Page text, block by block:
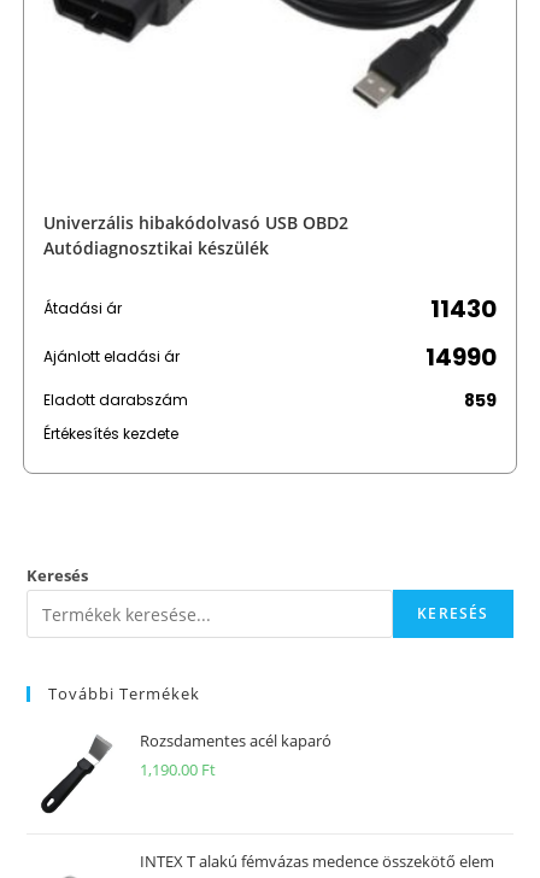
Univerzális hibakódolvasó USB OBD2
Autódiagnosztikai készülék
Átadási ár 11430
Ajánlott eladási ár 14990
Eladott darabszám 859
Értékesítés kezdete
Keresés
KERESÉS
További Termékek
Rozsdamentes acél kaparó
1,190.00 Ft
INTEX T alakú fémvázas medence összekötő elem